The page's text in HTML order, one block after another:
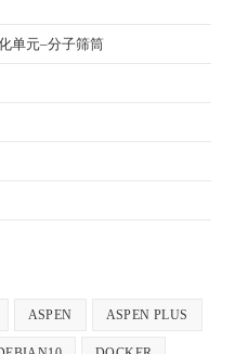
单元–分子筛筒
ASPEN ASPEN PLUS